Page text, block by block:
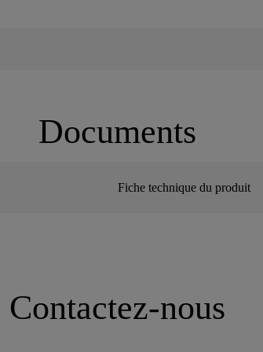
Documents
Fiche technique du produit
Contactez-nous